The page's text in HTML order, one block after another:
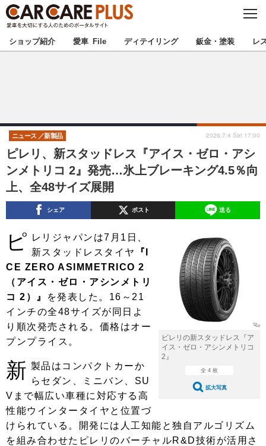
C
S
E
★カーケアプラス認定★ 厳選プロショップを地域から探す
甲信越 北陸
東海 関西
中国
九州 沖縄
注目の記事
ショップレポート 愛車 File
自動車豆知識 ストップ！不具合修理＆粗悪修理
鈑金・塗装
ディテイリング
ディテイリング 洗車
ヘッドライト磨き コーティング
フィルム・ラッピング
鈑金・塗装
小キズ直し 防錆
特集記事
ストップ 不具合修理＆粗悪修理
カーメーカー「旧車」関連プロジェ
コラム
ショップ紹介
ショップレポート プロショップ検索
レストア
カーメーカー「旧車」関連プロジ
ェクト
コラム
インタビュー
イベント
イベント告知 イベントレポート
ショップ紹介 愛車 File ディテイリング 鈑金・塗装 レ
ピレリ、新スタッドレス『アイス・ゼロ・アシ
ンメトリコ 2』発売…氷上ブレーキング4.5％向
上、全48サイズ展開
ニュース 新製品 2026.7.4 Sat 17:00
シェア ポスト 送る
ピレリの新スタッドレス『ア
イス・ゼロ・アシンメトリコ
2』
全 4 枚
拡大写真
ピ レリジャパンは7月1日、
新スタッドレスタイヤ
『I
CE ZERO ASIMMETRICO 2
（アイス・ゼロ・アシンメトリ
コ 2）』
を発表した。16～21
インチの全48サイズが同日よ
り順次発売される。価格はオー
プンプライス。
新 製品はコンパクトカーか
らセダン、ミニバン、SU
Vまで幅広い車種に対応する高
性能ウインタータイヤと位置づ
けられている。開発には人工知能と独自アルゴリズム
を組み合わせたピレリのバーチャルR&D技術が活用さ